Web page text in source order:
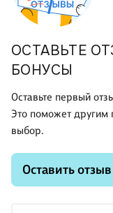
ОСТАВЬТЕ
БОНУСЫ
Оставьте первый
Это поможет другим
выбор.
Оставить отзыв